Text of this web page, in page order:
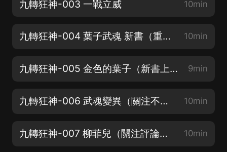
九轉狂神-003 一戰立威 10min
九轉狂神-004 葉子武魂 新書（重生就要對自己狠一點） 10min
九轉狂神-005 金色的葉子（新書上架，評論抽會員） 9min
九轉狂神-006 武魂變異（關注不迷路）新書上架（重生就要對自己狠一點） 10min
九轉狂神-007 柳菲兒（關注評論抽會員） 10min